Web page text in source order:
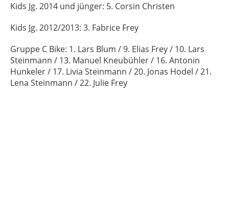
Kids Jg. 2014 und jünger: 5. Corsin Christen
Kids Jg. 2012/2013: 3. Fabrice Frey
Gruppe C Bike: 1. Lars Blum / 9. Elias Frey / 10. Lars
Steinmann / 13. Manuel Kneubühler / 16. Antonin
Hunkeler / 17. Livia Steinmann / 20. Jonas Hodel / 21.
Lena Steinmann / 22. Julie Frey